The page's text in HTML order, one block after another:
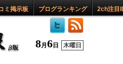
ミ掲示板 ブログランキング 2ch注目
8月 6 日 木曜日